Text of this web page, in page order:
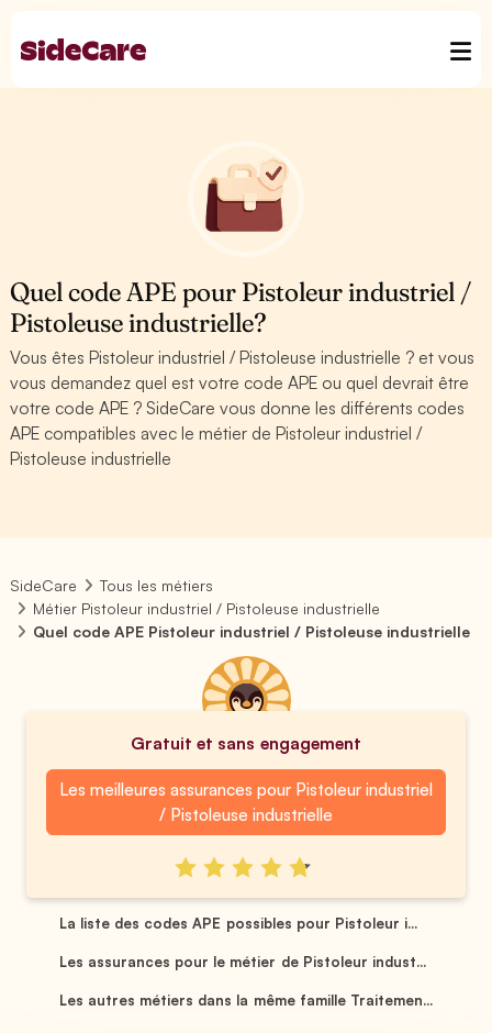
Quel code APE pour Pistoleur industriel /
Pistoleuse industrielle?
Vous êtes Pistoleur industriel / Pistoleuse industrielle ? et vous
vous demandez quel est votre code APE ou quel devrait être
votre code APE ? SideCare vous donne les différents codes
APE compatibles avec le métier de Pistoleur industriel /
Pistoleuse industrielle
SideCare
Tous les métiers
Métier Pistoleur industriel / Pistoleuse industrielle
Quel code APE Pistoleur industriel / Pistoleuse industrielle
Gratuit et sans engagement
Les meilleures assurances pour Pistoleur industriel
/ Pistoleuse industrielle
La liste des codes APE possibles pour Pistoleur i...
Les assurances pour le métier de Pistoleur indust...
Les autres métiers dans la même famille Traitemen...